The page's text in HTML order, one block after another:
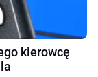
kierowcę